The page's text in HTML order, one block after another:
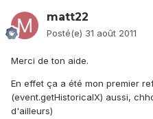
matt22
Posté(e) 31 août 2011
Merci de ton aide.
En effet ça a été mon premier
(event.getHistoricalX) aussi,
d'ailleurs)